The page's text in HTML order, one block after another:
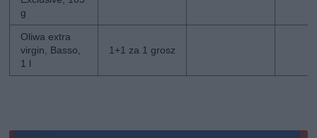
g
Oliwa extra
virgin, Basso,
1 l
1+1 za 1 grosz